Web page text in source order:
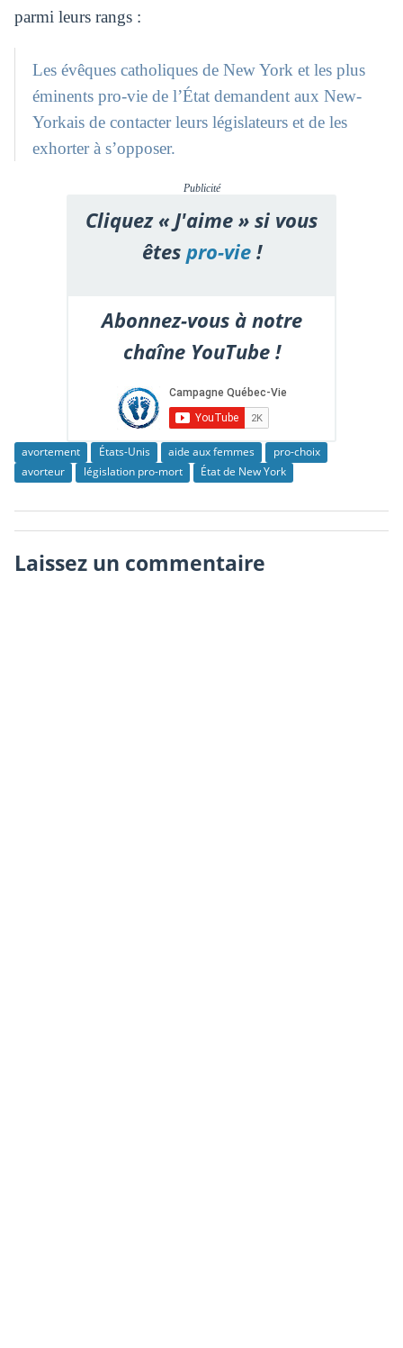
parmi leurs rangs :
Les évêques catholiques de New York et les plus
éminents pro-vie de l’État demandent aux New-
Yorkais de contacter leurs législateurs et de les
exhorter à s’opposer.
Publicité
Cliquez « J'aime » si vous
êtespro-vie!
Abonnez-vous à notre
chaîne YouTube !
avortement États-Unis aide aux femmes
pro-choix
avorteur
législation pro-mort État de New York
Laissez un commentaire